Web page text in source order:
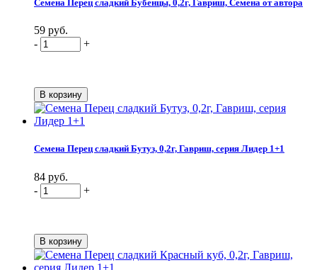
Семена Перец сладкий Бубенцы, 0,2г, Гавриш, Семена от автора
59 руб.
-
+
Семена Перец сладкий Бутуз, 0,2г, Гавриш, серия Лидер 1+1
84 руб.
-
+